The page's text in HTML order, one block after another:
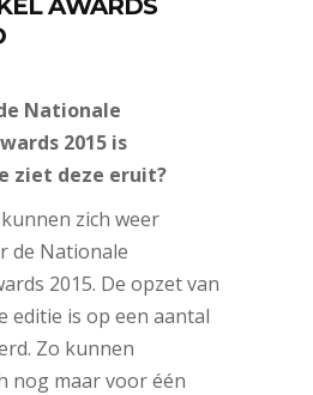
Nationale
2015 is
ziet deze eruit?
zich weer
de Nationale
2015. De opzet van
editie is op een aantal
Zo kunnen
nog maar voor één